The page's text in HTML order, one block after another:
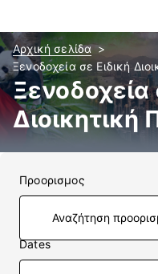
Αρχική σελίδα
Ξενοδοχεία σε Ειδική
Ξενοδοχεία
Διοικητική
Χονγκ
Προορισμος
Dates